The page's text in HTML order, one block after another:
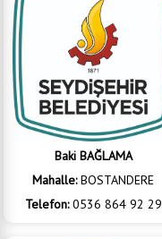
Baki BAĞLAMA
Mahalle:BOSTANDERE
Telefon:0536 864 92 29